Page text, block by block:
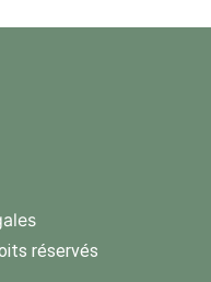
réservés